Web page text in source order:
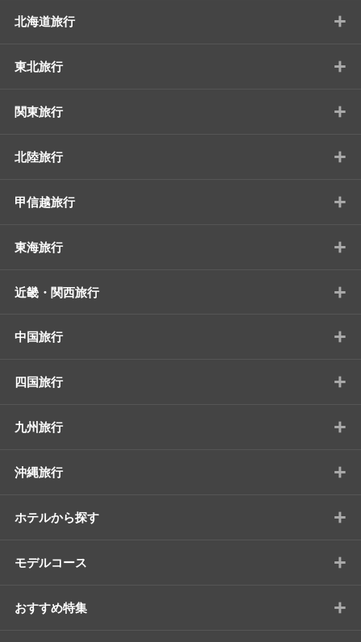
北海道旅行 +
東北旅行 +
関東旅行 +
北陸旅行 +
甲信越旅行 +
東海旅行 +
近畿・関西旅行 +
中国旅行 +
四国旅行 +
九州旅行 +
沖縄旅行 +
ホテルから探す +
モデルコース +
おすすめ特集
+